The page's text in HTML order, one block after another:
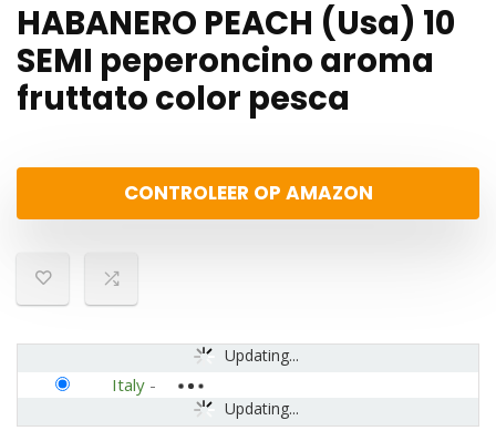
HABANERO PEACH (Usa) 10
SEMI peperoncino aroma
fruttato color pesca
CONTROLEER OP AMAZON
Updating...
Updating...
Italy -